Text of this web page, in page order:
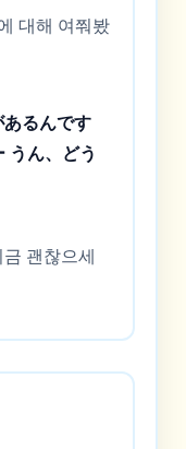
대해 여쭤봤
るんです
うん、どう
괜찮으세